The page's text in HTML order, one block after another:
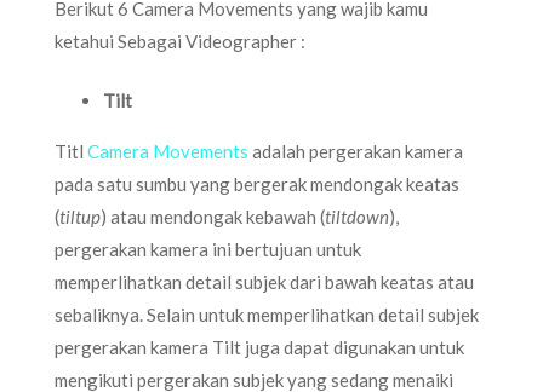
Berikut 6 Camera Movements yang wajib kamu
ketahui Sebagai Videographer :
Tilt
Titl Camera Movements adalah pergerakan kamera
pada satu sumbu yang bergerak mendongak keatas
(tiltup) atau mendongak kebawah (tiltdown),
pergerakan kamera ini bertujuan untuk
memperlihatkan detail subjek dari bawah keatas atau
sebaliknya. Selain untuk memperlihatkan detail subjek
pergerakan kamera Tilt juga dapat digunakan untuk
mengikuti pergerakan subjek yang sedang menaiki